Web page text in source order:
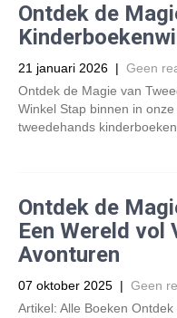
Ontdek de
21 januari 2026 | Geen
Ontdek de Magie van
Winkel Stap binnen in
tweedehands
Ontdek de
Een Wereld vol
Avonturen
07 oktober 2025 | Geen
Artikel: Alle Boeken